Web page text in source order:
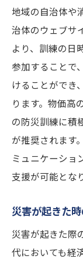
地域の自治体や
治体のウェブサ
より、訓練の日
参加することで
けることができ
ります。物価高
の防災訓練に積
が推奨されます
ミュニケーショ
支援が可能とな
災害が起きた
災害が起きた際
代においても経